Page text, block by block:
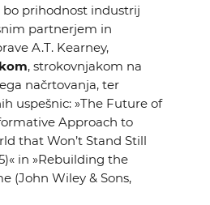
bo prihodnost industrij
partnerjem in
A.T. Kearney,
, strokovnjakom na
načrtovanja, ter
uspešnic: »The Future of
Approach to
that Won’t Stand Still
in »Rebuilding the
(John Wiley & Sons,